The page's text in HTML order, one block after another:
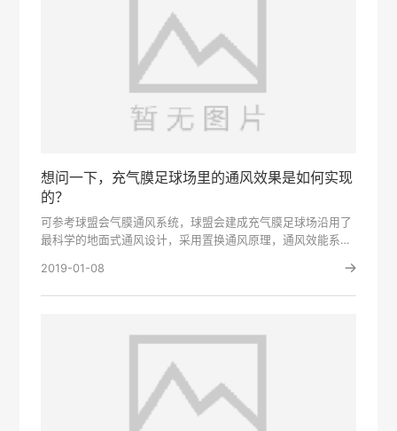
想问一下，充气膜足球场里的通风效果是如何实现
的？
可参考球盟会气膜通风系统，球盟会建成充气膜足球场沿用了
最科学的地面式通风设计，采用置换通风原理，通风效能系数
2019-01-08